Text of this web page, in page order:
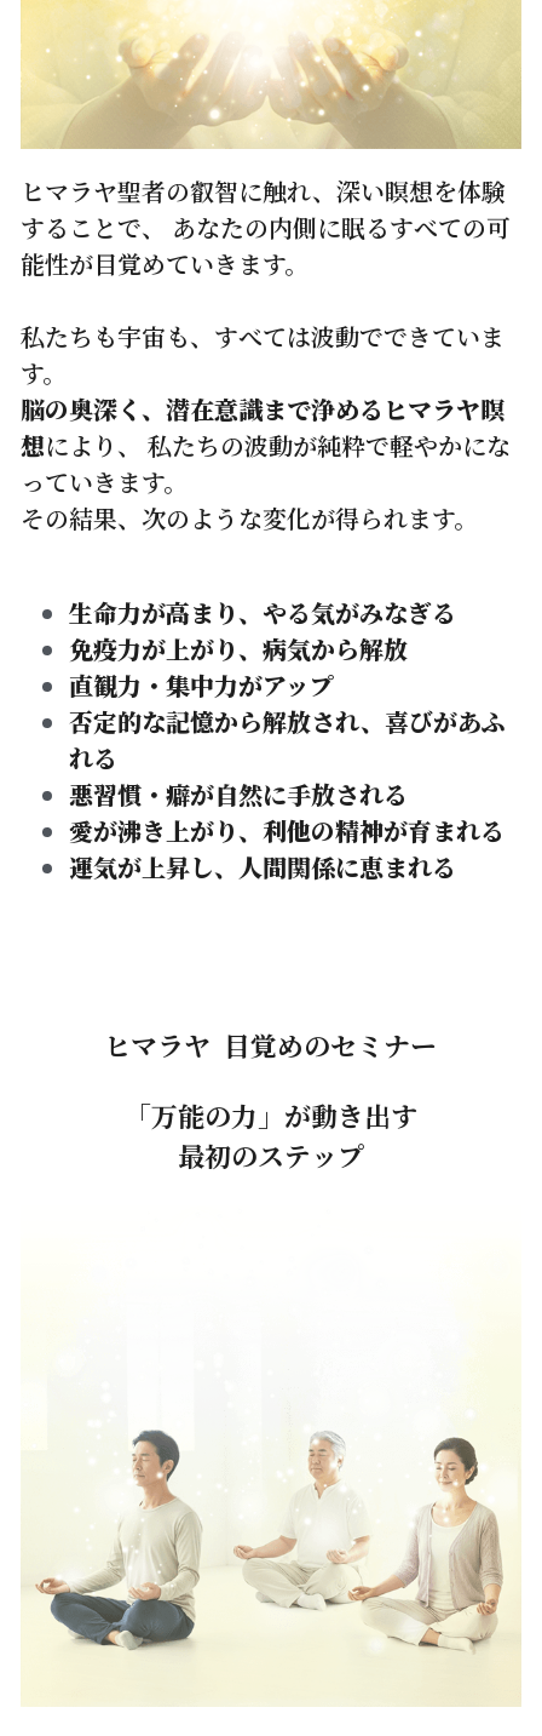
ヒマラヤ聖者の叡智に触れ、深い瞑想を体験
することで、 あなたの内側に眠るすべての可
能性が目覚めていきます。
私たちも宇宙も、すべては波動でできていま
す。
脳の奥深く、潜在意識まで浄めるヒマラヤ瞑
想により、 私たちの波動が純粋で軽やかにな
っていきます。
その結果、次のような変化が得られます。
生命力が高まり、やる気がみなぎる
免疫力が上がり、病気から解放
直観力・集中力がアップ
否定的な記憶から解放され、喜びがあふ
れる
悪習慣・癖が自然に手放される
愛が沸き上がり、利他の精神が育まれる
運気が上昇し、人間関係に恵まれる
ヒマラヤ 目覚めのセミナー
「万能の力」が動き出す
最初のステップ